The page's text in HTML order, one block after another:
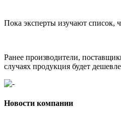
Пока эксперты изучают список,
Ранее производители,
случаях продукция будет
Новости компании